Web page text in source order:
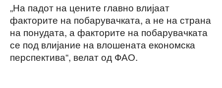
„На падот на цените главно влијаат
факторите на побарувачката, а не на страна
на понудата, а факторите на побарувачката
се под влијание на влошената економска
перспектива“, велат од ФАО.